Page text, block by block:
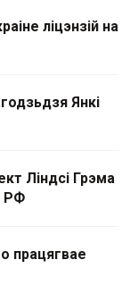
ліцэнзій на
Янкі
Ліндсі Грэма
РФ
працягвае